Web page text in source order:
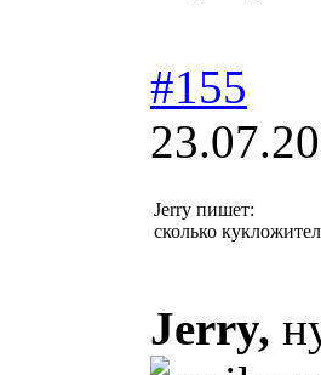
#155
Jerry пишет:
сколько
Jerry,